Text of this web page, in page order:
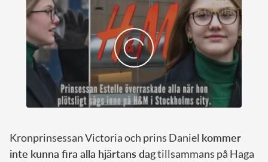
Kronprinsessan Victoria och prins Daniel kommer
inte kunna fira alla hjärtans dagtillsammans på Haga